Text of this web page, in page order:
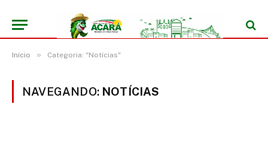
Início » Categoria: "Notícias"
NAVEGANDO: NOTÍCIAS